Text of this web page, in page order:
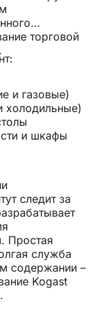
торговой
и газовые)
холодильные)
и шкафы
следит за
Простая
служба
содержании –
Kogast